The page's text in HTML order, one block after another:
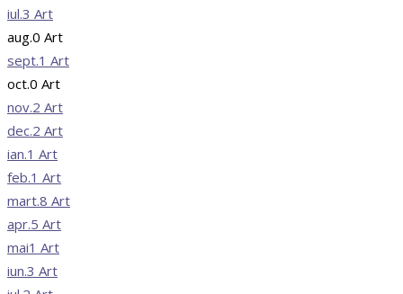
iul.3 Art
aug.0 Art
sept.1 Art
oct.0 Art
nov.2 Art
dec.2 Art
ian.1 Art
feb.1 Art
mart.8 Art
apr.5 Art
mai1 Art
iun.3 Art